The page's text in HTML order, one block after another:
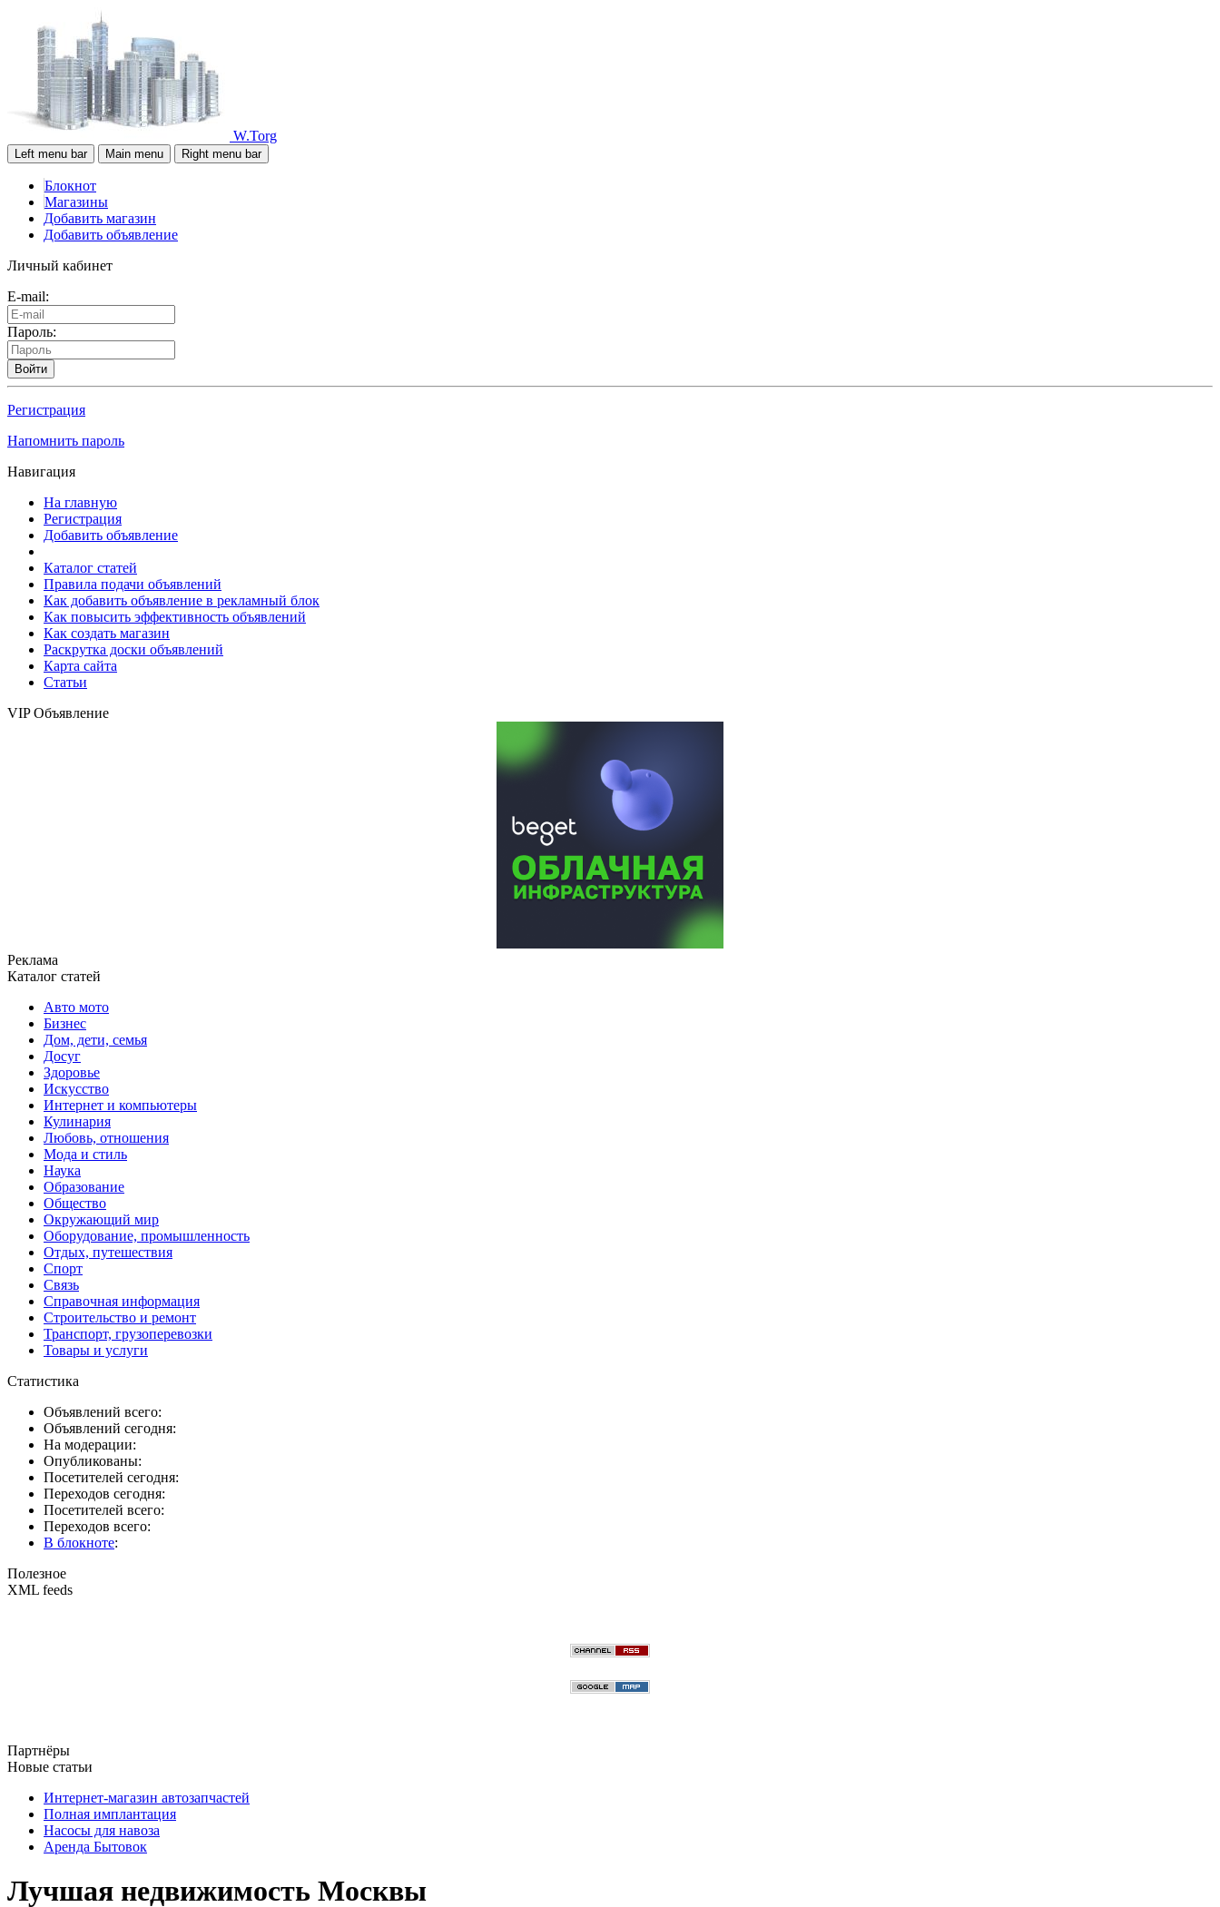
W.Torg
Left menu bar Main menu Right menu bar
Блокнот
Магазины
Добавить магазин
Добавить объявление
Личный кабинет
E-mail:
Пароль:
Войти
Регистрация
Напомнить пароль
Навигация
На главную
Регистрация
Добавить объявление
Каталог статей
Правила подачи объявлений
Как добавить объявление в рекламный блок
Как повысить эффективность объявлений
Как создать магазин
Раскрутка доски объявлений
Карта сайта
Статьи
VIP Объявление
Реклама
Каталог статей
Авто мото
Бизнес
Дом, дети, семья
Досуг
Здоровье
Искусство
Интернет и компьютеры
Кулинария
Любовь, отношения
Мода и стиль
Наука
Образование
Общество
Окружающий мир
Оборудование, промышленность
Отдых, путешествия
Спорт
Связь
Справочная информация
Строительство и ремонт
Транспорт, грузоперевозки
Товары и услуги
Статистика
Объявлений всего:
Объявлений сегодня:
На модерации:
Опубликованы:
Посетителей сегодня:
Переходов сегодня:
Посетителей всего:
Переходов всего:
В блокноте:
Полезное
XML feeds
Партнёры
Новые статьи
Интернет-магазин автозапчастей
Полная имплантация
Насосы для навоза
Аренда Бытовок
Лучшая недвижимость Москвы